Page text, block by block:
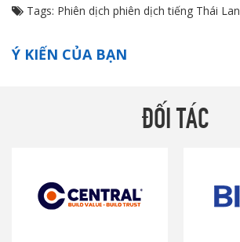
Tags: Phiên dịch phiên dịch tiếng Thái Lan
Ý KIẾN CỦA BẠN
ĐỐI TÁC